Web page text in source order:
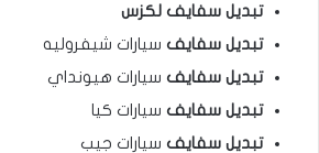
تبديل سفايف لكزس
تبديل سفايف سيارات شيفروليه
تبديل سفايف سيارات هيونداي
تبديل سفايف سيارات كيا
تبديل سفايف سيارات جيب